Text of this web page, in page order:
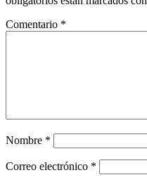
Comentario *
Nombre *
Correo electrónico *